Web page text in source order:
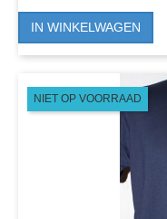
IN WINKELWAGEN
NIET OP VOORRAAD